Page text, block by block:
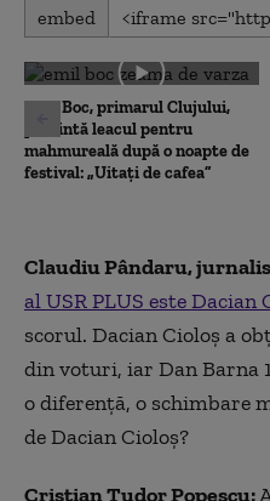
0
seconds
0
seconds
embed
Emil Boc, primarul Clujului,
prezintă leacul pentru
mahmureală după o noapte de
festival: „Uitați de cafea”
Claudiu Pândaru,
al USR PLUS este Dacian
scorul. Dacian Cioloș a
din voturi, iar Dan Barna
o diferență, o schimbare
de Dacian Cioloș?
Cristian Tudor Popescu: